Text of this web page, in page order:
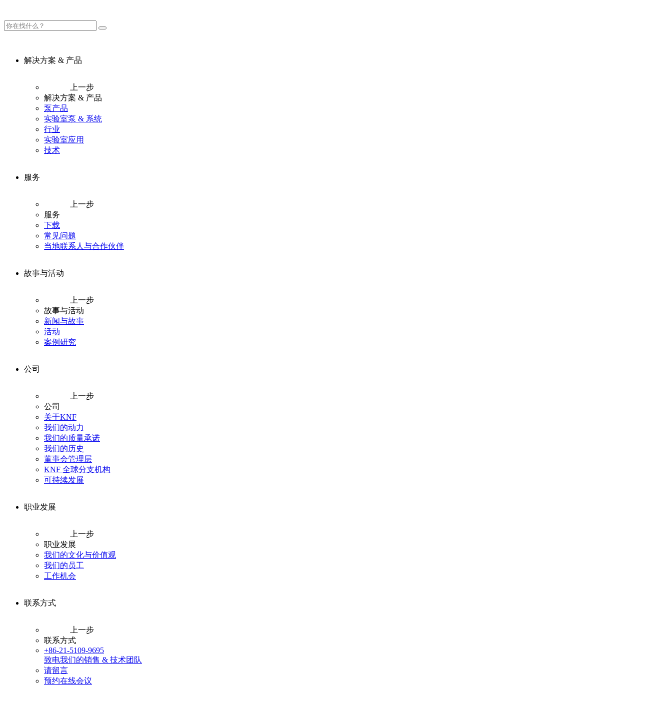
解决方案 & 产品
上一步
解决方案 & 产品
泵产品
实验室泵 & 系统
行业
实验室应用
技术
服务
上一步
服务
下载
常见问题
当地联系人与合作伙伴
故事与活动
上一步
故事与活动
新闻与故事
活动
案例研究
公司
上一步
公司
关于KNF
我们的动力
我们的质量承诺
我们的历史
董事会管理层
KNF 全球分支机构
可持续发展
职业发展
上一步
职业发展
我们的文化与价值观
我们的员工
工作机会
联系方式
上一步
联系方式
+86-21-5109-9695
致电我们的销售 & 技术团队
请留言
预约在线会议